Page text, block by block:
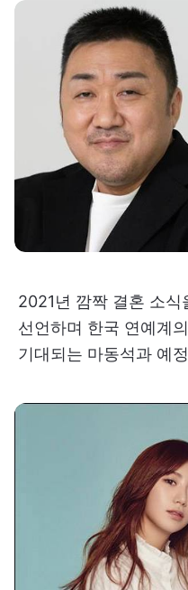
2021년 깜짝 결혼 소
선언하며 한국 연예계
기대되는 마동석과 예